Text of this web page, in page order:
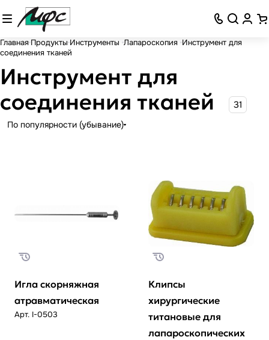
Главная Продукты Инструменты Лапароскопия Инструмент для
соединения тканей
Инструмент для
соединения тканей
31
По популярности (убывание)
Игла скорняжная
атравматическая
Арт. I-0503
Клипсы
хирургические
титановые для
лапароскопических